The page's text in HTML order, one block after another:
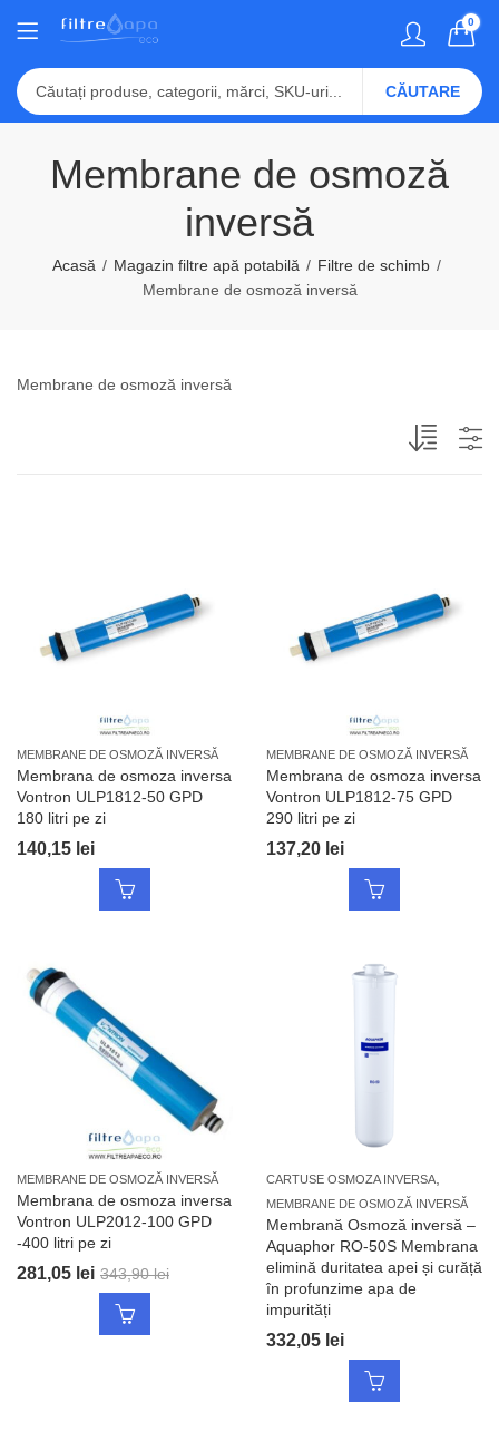
0
CĂUTARE
Membrane de osmoză
inversă
Acasă Magazin filtre apă potabilă
Filtre de schimb
Membrane de osmoză inversă
Membrane de osmoză inversă
MEMBRANE DE OSMOZĂ INVERSĂ
Membrana de osmoza inversa
Vontron ULP1812-50 GPD
180 litri pe zi
140,15 lei
MEMBRANE DE OSMOZĂ INVERSĂ
Membrana de osmoza inversa
Vontron ULP1812-75 GPD
290 litri pe zi
137,20 lei
MEMBRANE DE OSMOZĂ INVERSĂ
Membrana de osmoza inversa
Vontron ULP2012-100 GPD
-400 litri pe zi
281,05 lei 343,90lei
CARTUSE OSMOZA INVERSA
MEMBRANE DE OSMOZĂ INVERSĂ
Membrană Osmoză inversă –
Aquaphor RO-50S Membrana
elimină duritatea apei și curăță
în profunzime apa de
impurități
332,05 lei